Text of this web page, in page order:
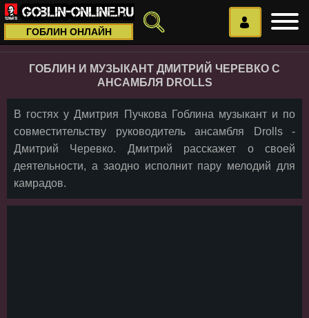
ГОБЛИН ОНЛАЙН
ГОБЛИН И МУЗЫКАНТ ДМИТРИЙ ЧЕРЕВКО С
АНСАМБЛЯ DROLLS
В гостях у Дмитрия Пучкова Гоблина музыкант и по
совместительству руководитель ансамбля Drolls -
Дмитрий Черевко. Дмитрий расскажет о своей
деятельности, а заодно исполнит пару мелодий для
камрадов.